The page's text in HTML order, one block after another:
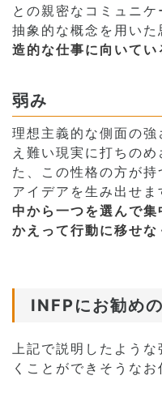
との親密なコミュニケ
抽象的な概念を用いた
造的な仕事に向いてい
弱み
理想主義的な側面の
え難い現実に打ちの
た、この性格の方が
アイデアを生み出せま
中から一つを選んで集
かえって行動に移せな
INFPにお勧め
上記で説明したよう
くことができそうなお